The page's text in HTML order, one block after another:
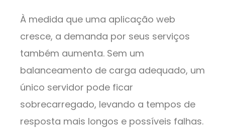
À medida que uma aplicação web
cresce, a demanda por seus serviços
também aumenta. Sem um
balanceamento de carga adequado, um
único servidor pode ficar
sobrecarregado, levando a tempos de
resposta mais longos e possíveis falhas.